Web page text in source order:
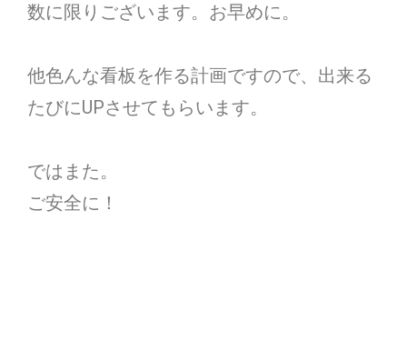
数に限りございます。お早めに。
他色んな看板を作る計画ですので、出来る
たびにUPさせてもらいます。
ではまた。
ご安全に！